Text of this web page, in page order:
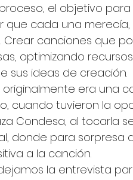
el objetivo
que cada una
Crear canciones que
optimizando
sus ideas de creación.
originalmente era una
cuando tuvieron la
Condesa, al tocarla
donde para sorpresa
a la canción.
la entrevista